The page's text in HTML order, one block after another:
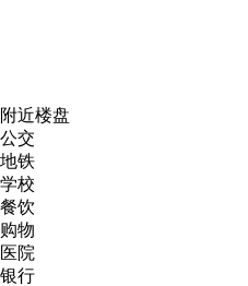
附近楼盘
公交
地铁
学校
餐饮
购物
医院
银行